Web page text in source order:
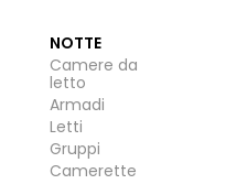
NOTTE
Camere da
letto
Armadi
Letti
Gruppi
Camerette